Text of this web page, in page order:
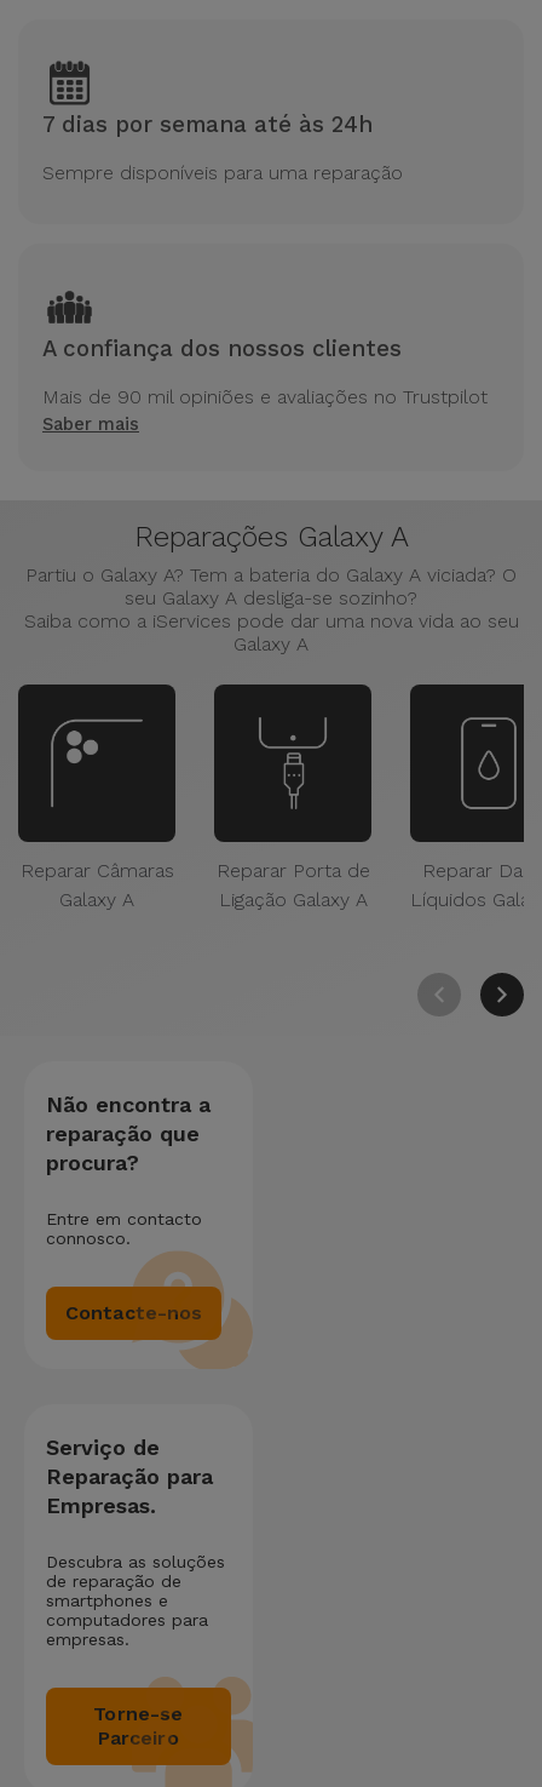
7 dias por semana até às 24h
Sempre disponíveis para uma reparação
A confiança dos nossos clientes
Mais de 90 mil opiniões e avaliações no Trustpilot
Saber mais
Reparações Galaxy A
Partiu o Galaxy A? Tem a bateria do Galaxy A viciada? O
seu Galaxy A desliga-se sozinho?
Saiba como a iServices pode dar uma nova vida ao seu
Galaxy A
Reparar Câmaras
Galaxy A
Reparar Porta de
Ligação Galaxy A
Reparar
Líquidos
Não encontra a
reparação que
procura?
Entre em contacto
connosco.
Contacte-nos
Serviço de
Reparação para
Empresas.
Descubra as soluções
de reparação de
smartphones e
computadores para
empresas.
Torne-se
Parceiro